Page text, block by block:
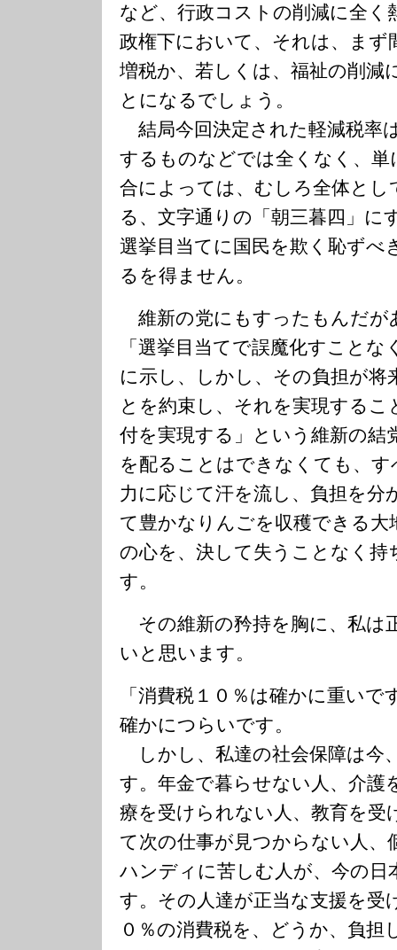
など、行政コストの削減に全く
政権下において、それは、まず
増税か、若しくは、福祉の削減
とになるでしょう。
結局今回決定された軽減税率
するものなどでは全くなく、単
合によっては、むしろ全体とし
る、文字通りの「朝三暮四」に
選挙目当てに国民を欺く恥ずべ
るを得ません。
維新の党にもすったもんだが
「選挙目当てで誤魔化すこと
に示し、しかし、その負担が将
とを約束し、それを実現するこ
付を実現する」という維新の結
を配ることはできなくても、
力に応じて汗を流し、負担を分
て豊かなりんごを収穫できる大
の心を、決して失うことなく
す。
その維新の矜持を胸に、私は
いと思います。
「消費税１０％は確かに重い
確かにつらいです。
しかし、私達の社会保障は今
す。年金で暮らせない人、介護
療を受けられない人、教育を受
て次の仕事が見つからない人、
ハンディに苦しむ人が、今の
す。その人達が正当な支援を受
０％の消費税を、どうか、負担